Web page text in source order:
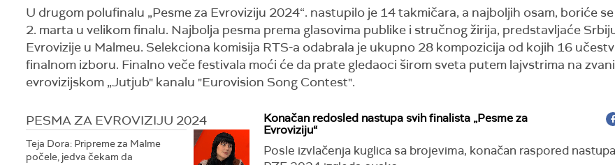
U drugom polufinalu „Pesme za Evroviziju 2024“. nastupilo je 14 takmičara, a najboljih osam, boriće
2. marta u velikom finalu. Najbolja pesma prema glasovima publike i stručnog žirija, predstavljaće
Evrovizije u Malmeu. Selekciona komisija RTS-a odabrala je ukupno 28 kompozicija od kojih 16
finalnom izboru. Finalno veče festivala moći će da prate gledaoci širom sveta putem lajvstrima na
evrovizijskom „Jutjub" kanalu "Eurovision Song Contest".
PESMA ZA EVROVIZIJU 2024
Teja Dora: Pripreme za Malme
počele, jedva čekam da
Konačan redosled nastupa svih finalista „Pesme za
Evroviziju“
Posle izvlačenja kuglica sa brojevima, konačan raspored